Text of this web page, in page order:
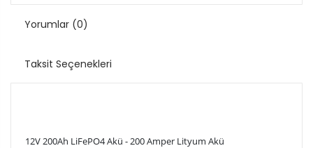
Yorumlar (0)
Taksit Seçenekleri
12V 200Ah LiFePO4 Akü - 200 Amper Lityum Akü